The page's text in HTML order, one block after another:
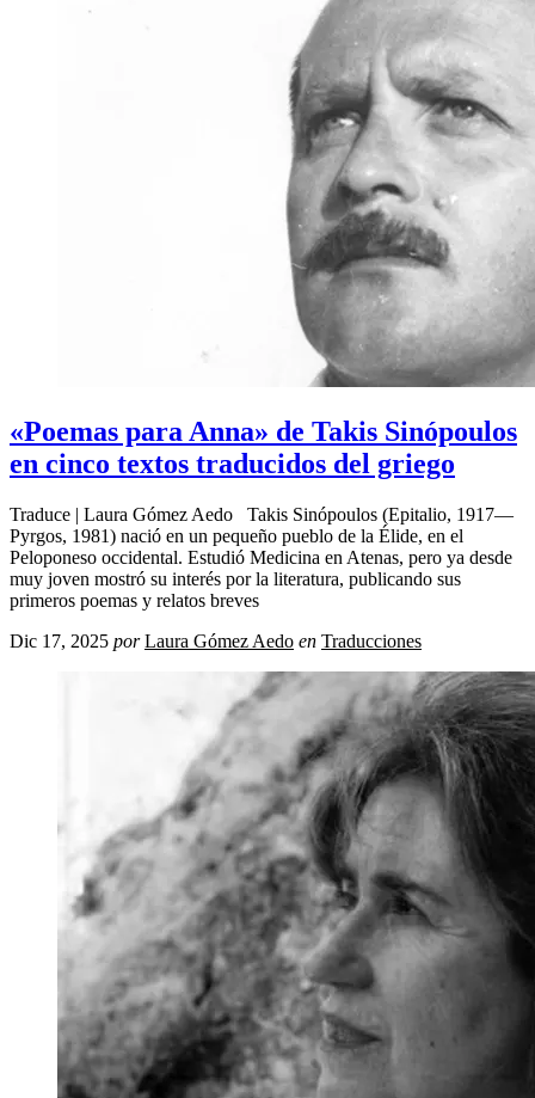
«Poemas para Anna» de Takis Sinópoulos
en cinco textos traducidos del griego
Traduce | Laura Gómez Aedo Takis Sinópoulos (Epitalio, 1917—
Pyrgos, 1981) nació en un pequeño pueblo de la Élide, en el
Peloponeso occidental. Estudió Medicina en Atenas, pero ya desde
muy joven mostró su interés por la literatura, publicando sus
primeros poemas y relatos breves
Dic 17, 2025 por Laura Gómez Aedo en Traducciones